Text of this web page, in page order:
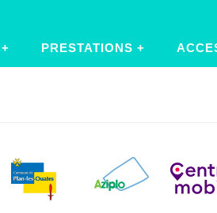
PRESTATIONS